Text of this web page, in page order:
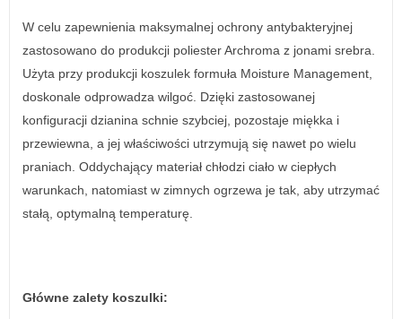
W celu zapewnienia maksymalnej ochrony antybakteryjnej
zastosowano do produkcji poliester Archroma z jonami srebra.
Użyta przy produkcji koszulek formuła Moisture Management,
doskonale odprowadza wilgoć. Dzięki zastosowanej
konfiguracji dzianina schnie szybciej, pozostaje miękka i
przewiewna, a jej właściwości utrzymują się nawet po wielu
praniach. Oddychający materiał chłodzi ciało w ciepłych
warunkach, natomiast w zimnych ogrzewa je tak, aby utrzymać
stałą, optymalną temperaturę.
Główne zalety koszulki: